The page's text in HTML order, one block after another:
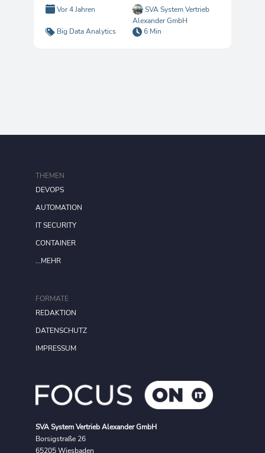
Vor 4 Jahren
SVA System Vertrieb
Alexander GmbH
Big Data Analytics
6 Min
SVA System Vertrieb Alexander GmbH
Borsigstraße 26
65205 Wiesbaden
FORMATE
REDAKTION
DATENSCHUTZ
IMPRESSUM
THEMEN
DEVOPS
AUTOMATION
IT SECURITY
CONTAINER
...MEHR